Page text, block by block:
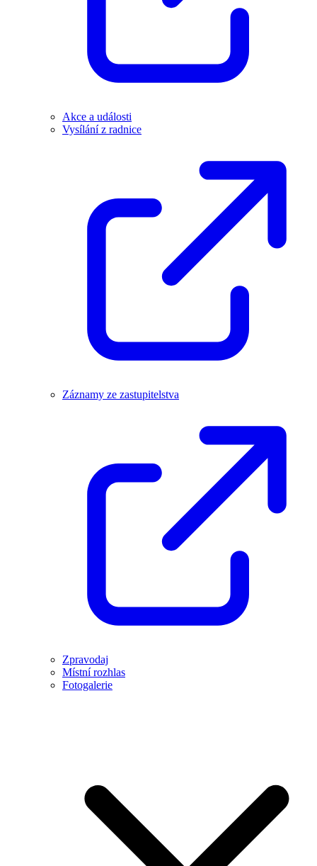
Akce a události
Vysílání z radnice
Záznamy ze zastupitelstva
Zpravodaj
Místní rozhlas
Fotogalerie